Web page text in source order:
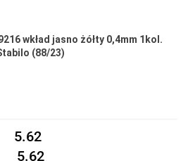
wkład jasno żółty 0,4mm 1kol.
(88/23)
5.62
5.62